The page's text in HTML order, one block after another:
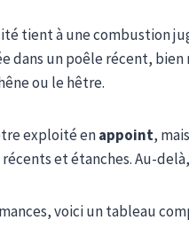
tient à une combustion
dans un poêle récent,
ou le hêtre.
exploité enappoint,
et étanches. Au-
voici un tableau